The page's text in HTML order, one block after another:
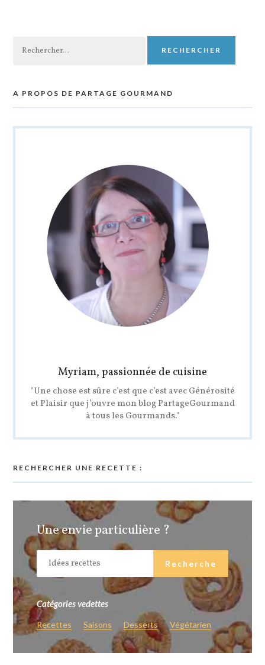
A PROPOS DE PARTAGE GOURMAND
Myriam, passionnée de cuisine
"Une chose est sûre c’est que c’est avec Générosité
et Plaisir que j’ouvre mon blog PartageGourmand
à tous les Gourmands."
RECHERCHER UNE RECETTE :
Une envie particulière ?
Catégories vedettes
Recettes Saisons Desserts Végétarien